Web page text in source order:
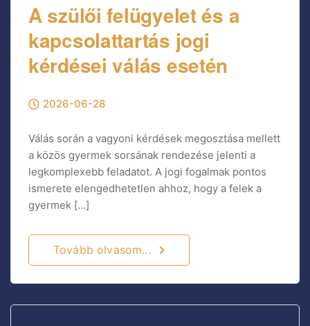
A szülői felügyelet és a
kapcsolattartás jogi
kérdései válás esetén
2026-06-28
Válás során a vagyoni kérdések megosztása mellett
a közös gyermek sorsának rendezése jelenti a
legkomplexebb feladatot. A jogi fogalmak pontos
ismerete elengedhetetlen ahhoz, hogy a felek a
gyermek […]
Tovább olvasom...